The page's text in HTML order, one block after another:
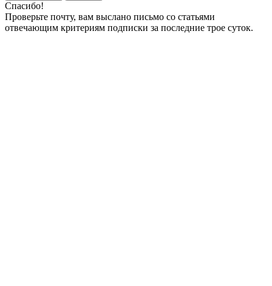
Спасибо!
Проверьте почту, вам выслано письмо со статьями
отвечающим критериям подписки за последние трое суток.